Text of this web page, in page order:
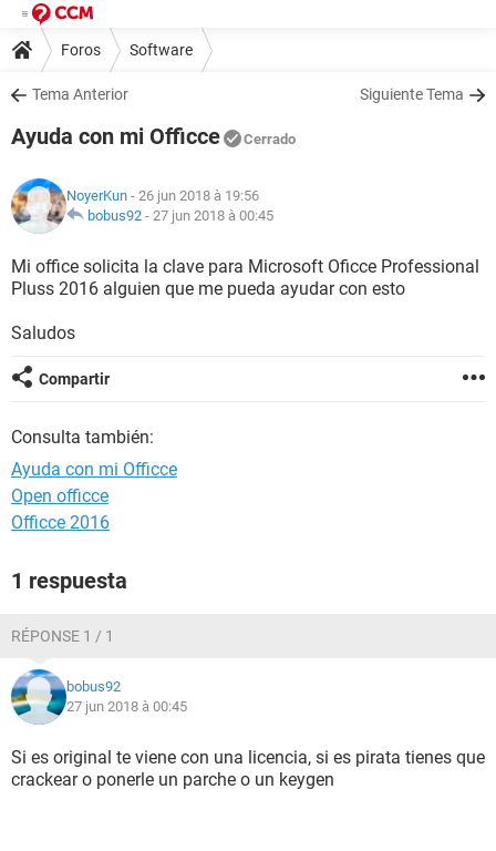
Foros Software
Tema Anterior Siguiente Tema
Ayuda con mi Officce Cerrado
NoyerKun - 26 jun 2018 à 19:56
bobus92 - 27 jun 2018 à 00:45
Mi office solicita la clave para Microsoft Oficce Professional
Pluss 2016 alguien que me pueda ayudar con esto
Saludos
Compartir
Consulta también:
Ayuda con mi Officce
Open officce
Officce 2016
1 respuesta
RÉPONSE 1 / 1
bobus92
27 jun 2018 à 00:45
Si es original te viene con una licencia, si es pirata tienes que
crackear o ponerle un parche o un keygen